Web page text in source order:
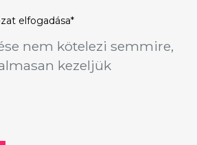
elfogadása*
nem kötelezi semmire,
kezeljük